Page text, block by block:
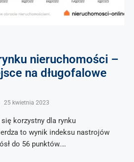
nieruchomości –
na długofalowe
25 kwietnia 2023
się korzystny dla rynku
to wynik indeksu nastrojów
do 56 punktów.…